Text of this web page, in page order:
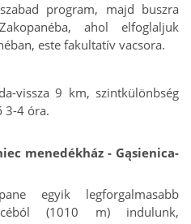
program, majd buszra
ahol elfoglaljuk
este fakultatív vacsora.
vissza 9 km, szintkülönbség
3-4 óra.
egyik legforgalmasabb
(1010 m) indulunk,